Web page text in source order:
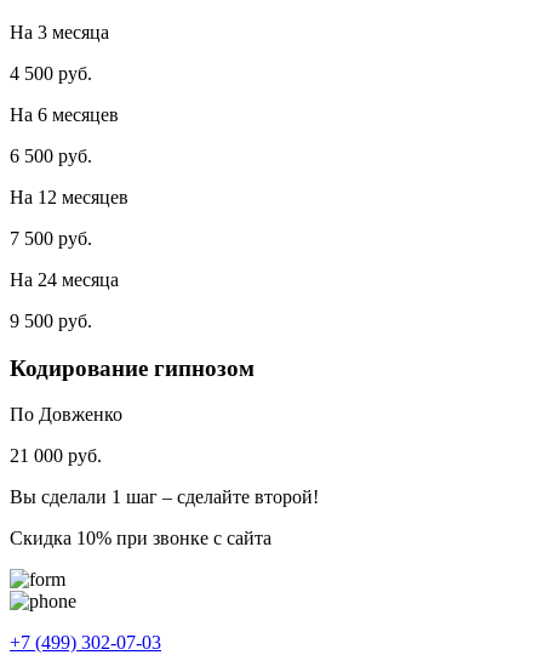
На 3 месяца
4 500 руб.
На 6 месяцев
6 500 руб.
На 12 месяцев
7 500 руб.
На 24 месяца
9 500 руб.
Кодирование гипнозом
По Довженко
21 000 руб.
Вы сделали 1 шаг – сделайте второй!
Скидка 10% при звонке с сайта
+7 (499) 302-07-03